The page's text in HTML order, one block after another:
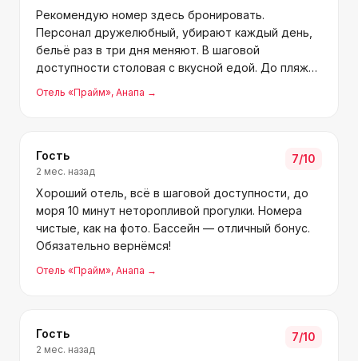
Рекомендую номер здесь бронировать.
Персонал дружелюбный, убирают каждый день,
бельё раз в три дня меняют. В шаговой
доступности столовая с вкусной едой. До пляжа
минут 10 прогулочным шагом. С питомцами можно
— наш кот тоже доволен был. Мелкие минусы
Отель «Прайм», Анапа →
Гость
2 мес. назад
7/10
Хороший отель, всё в шаговой доступности, до
моря 10 минут неторопливой прогулки. Номера
чистые, как на фото. Бассейн — отличный бонус.
Обязательно вернёмся!
Отель «Прайм», Анапа →
Гость
2 мес. назад
7/10